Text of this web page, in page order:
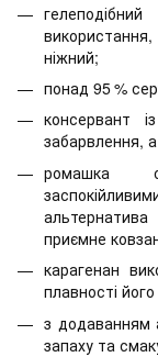
ніжний;
понад 95 %
консервант
забарвлення,
ромашка
приємне
карагенан
плавності його
з додаванням
запаху та